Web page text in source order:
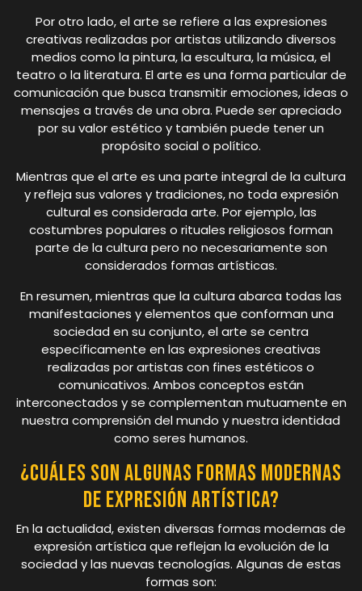
Por otro lado, el arte se refiere a las expresiones
creativas realizadas por artistas utilizando diversos
medios como la pintura, la escultura, la música, el
teatro o la literatura. El arte es una forma particular de
comunicación que busca transmitir emociones, ideas o
mensajes a través de una obra. Puede ser apreciado
por su valor estético y también puede tener un
propósito social o político.
Mientras que el arte es una parte integral de la cultura
y refleja sus valores y tradiciones, no toda expresión
cultural es considerada arte. Por ejemplo, las
costumbres populares o rituales religiosos forman
parte de la cultura pero no necesariamente son
considerados formas artísticas.
En resumen, mientras que la cultura abarca todas las
manifestaciones y elementos que conforman una
sociedad en su conjunto, el arte se centra
específicamente en las expresiones creativas
realizadas por artistas con fines estéticos o
comunicativos. Ambos conceptos están
interconectados y se complementan mutuamente en
nuestra comprensión del mundo y nuestra identidad
como seres humanos.
¿Cuáles son algunas formas modernas
de expresión artística?
En la actualidad, existen diversas formas modernas de
expresión artística que reflejan la evolución de la
sociedad y las nuevas tecnologías. Algunas de estas
formas son: